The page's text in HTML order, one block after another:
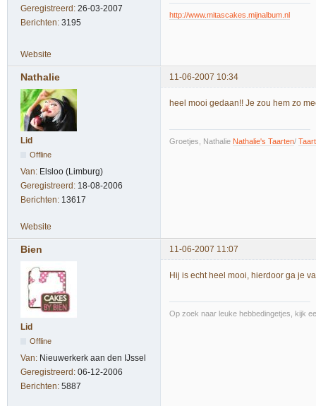
Geregistreerd: 26-03-2007
Berichten: 3195
http://www.mitascakes.mijnalbum.nl
Website
Nathalie 11-06-2007 10:34
Lid
Offline
Van: Elsloo (Limburg)
Geregistreerd: 18-08-2006
Berichten: 13617
heel mooi gedaan!! Je zou hem zo
Groetjes, Nathalie Nathalie's Taarten/
Website
Bien 11-06-2007 11:07
Lid
Offline
Van: Nieuwerkerk aan den IJssel
Geregistreerd: 06-12-2006
Berichten: 5887
Hij is echt heel mooi, hierdoor ga je
Op zoek naar leuke hebbedingetjes, kijk